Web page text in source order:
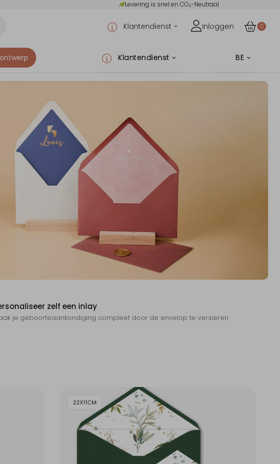
Levering is snel en CO₂-Neutraal
Klantendienst Inloggen 0
Klantendienst BE
zelf een inlay
je geboorteaankondiging compleet door de envelop te versieren
22X11CM